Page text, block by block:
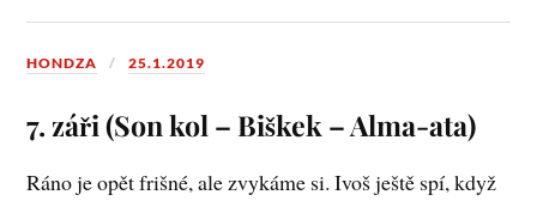
HONDZA 25.1.2019
7. záři (Son kol – Biškek – Alma-ata)
Ráno je opět frišné, ale zvykáme si. Ivoš ještě spí, když